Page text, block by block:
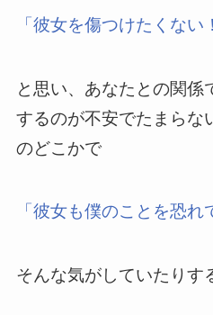
「彼女を傷つけたくない
と思い、あなたとの関係
するのが不安でたまらな
のどこかで
「彼女も僕のことを恐れ
そんな気がしていたりす